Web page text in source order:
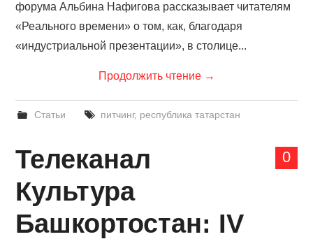
форума Альбина Нафигова рассказывает читателям
«Реального времени» о том, как, благодаря
«индустриальной презентации», в столице...
Продолжить чтение →
Статьи питчинг, республика татарстан
0
Телеканал
Культура
Башкортостан: IV